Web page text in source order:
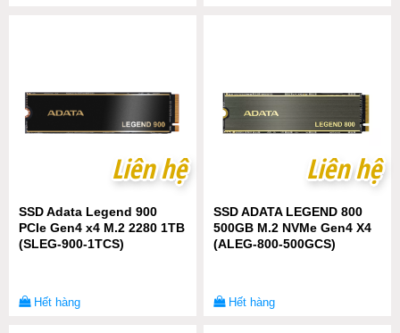
Liên hệ
Liên hệ
SSD Adata Legend 900
PCIe Gen4 x4 M.2 2280 1TB
(SLEG-900-1TCS)
Hết hàng
Liên hệ
Liên hệ
SSD ADATA LEGEND 800
500GB M.2 NVMe Gen4 X4
(ALEG-800-500GCS)
Hết hàng